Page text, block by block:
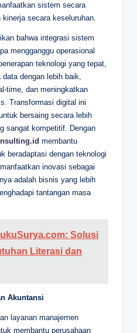
sistem secara
secara keseluruhan.
bahwa integrasi sistem
mengganggu operasional
teknologi yang tepat,
dengan lebih baik,
time, dan meningkatkan
Transformasi digital ini
bersaing secara lebih
sangat kompetitif. Dengan
membantu
beradaptasi dengan teknologi
inovasi sebagai
adalah bisnis yang lebih
tantangan masa
Solusi
Literasi dan
Akuntansi
layanan manajemen
membantu perusahaan